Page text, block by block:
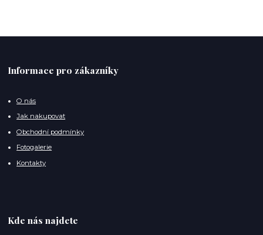
Informace pro zákazníky
O nás
Jak nakupovat
Obchodní podmínky
Fotogalerie
Kontakty
Kde nás najdete